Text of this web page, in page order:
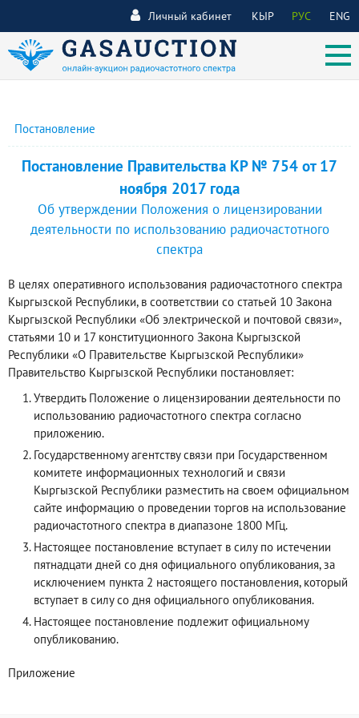
КЫР РУС ENG
Личный кабинет
Постановление
Постановление Правительства КР № 754 от 17
ноября 2017 года
Об утверждении Положения о лицензировании
деятельности по использованию радиочастотного
спектра
В целях оперативного использования радиочастотного спектра
Кыргызской Республики, в соответствии со статьей 10 Закона
Кыргызской Республики «Об электрической и почтовой связи»,
статьями 10 и 17 конституционного Закона Кыргызской
Республики «О Правительстве Кыргызской Республики»
Правительство Кыргызской Республики постановляет:
Утвердить Положение о лицензировании деятельности по
использованию радиочастотного спектра согласно
приложению.
Государственному агентству связи при Государственном
комитете информационных технологий и связи
Кыргызской Республики разместить на своем официальном
сайте информацию о проведении торгов на использование
радиочастотного спектра в диапазоне 1800 МГц.
Настоящее постановление вступает в силу по истечении
пятнадцати дней со дня официального опубликования, за
исключением пункта 2 настоящего постановления, который
вступает в силу со дня официального опубликования.
Настоящее постановление подлежит официальному
опубликованию.
Приложение